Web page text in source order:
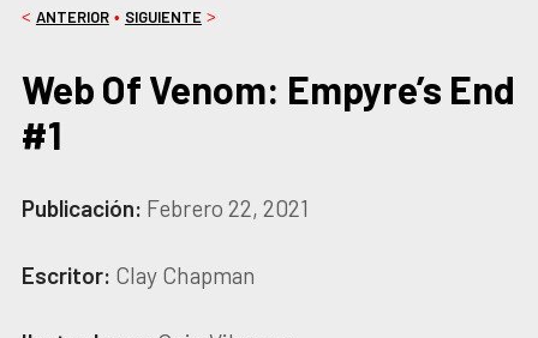
< ANTERIOR• SIGUIENTE>
Web Of Venom: Empyre’s End
#1
Publicación: Febrero 22, 2021
Escritor: Clay Chapman